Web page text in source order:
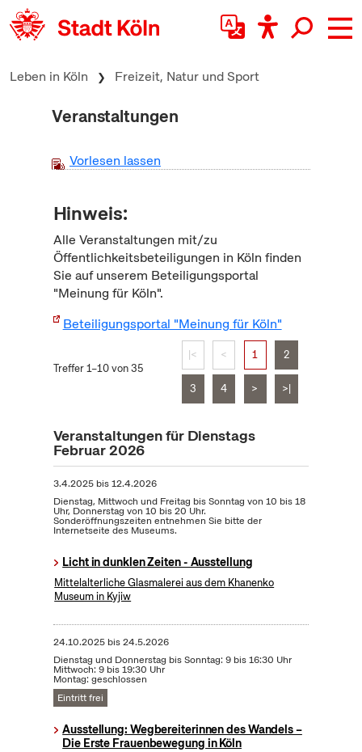
zum Inhalt springen
Leben in Köln Freizeit, Natur und Sport
Veranstaltungen
Vorlesen lassen
Hinweis:
Alle Veranstaltungen mit/zu
Öffentlichkeitsbeteiligungen in Köln finden
Sie auf unserem Beteiligungsportal
"Meinung für Köln".
Beteiligungsportal "Meinung für Köln"
Treffer 1–10 von 35
|< < 1 2
3 4 > >|
Veranstaltungen für Dienstags
Februar 2026
3.4.2025bis12.4.2026
Dienstag, Mittwoch und Freitag bis Sonntag von 10 bis 18
Uhr, Donnerstag von 10 bis 20 Uhr.
Sonderöffnungszeiten entnehmen Sie bitte der
Internetseite des Museums.
Licht in dunklen Zeiten - Ausstellung
Mittelalterliche Glasmalerei aus dem Khanenko
Museum in Kyjiw
24.10.2025bis24.5.2026
Dienstag und Donnerstag bis Sonntag: 9 bis 16:30 Uhr
Mittwoch: 9 bis 19:30 Uhr
Montag: geschlossen
Eintritt frei
Ausstellung: Wegbereiterinnen des Wandels –
Die Erste Frauenbewegung in Köln